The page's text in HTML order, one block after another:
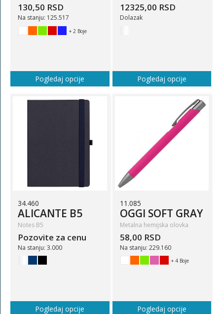
130,50 RSD
Na stanju: 125.517
+ 2 Boje
Pogledaj opcije
12325,00 RSD
Dolazak
Pogledaj opcije
34.460
ALICANTE B5
Notes B5
Pozovite za cenu
Na stanju: 3.000
Pogledaj opcije
11.085
OGGI SOFT GRAY
Metalna hemijska olovka
58,00 RSD
Na stanju: 229.160
+ 4 Boje
Pogledaj opcije